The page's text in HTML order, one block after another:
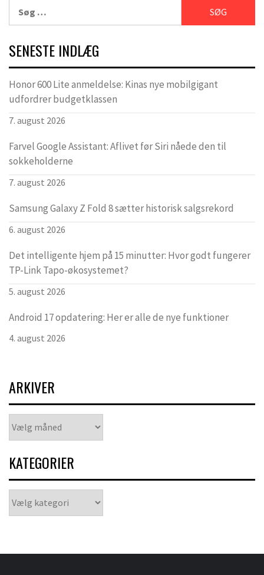
efter:
SENESTE INDLÆG
Honor 600 Lite anmeldelse: Kinas nye mobilgigant
udfordrer budgetklassen
7. august 2026
Farvel Google Assistant: Aflivet før Siri nåede den til
sokkeholderne
7. august 2026
Samsung Galaxy Z Fold 8 sætter historisk salgsrekord
6. august 2026
Det intelligente hjem på 15 minutter: Hvor godt fungerer
TP-Link Tapo-økosystemet?
5. august 2026
Android 17 opdatering: Her er alle de nye funktioner
4. august 2026
ARKIVER
KATEGORIER